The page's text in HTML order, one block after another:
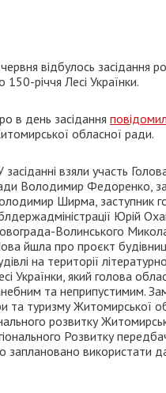
відбулось засідання
150-річчя Лесі Українки.
в день засідання
обласної ради.
засіданні взяли участь
Володимир Федоренко,
Ширма, заступник
Юрій
Волинського
йшла про проєкт
на території
Українки, який голова
та неприпустимим.
та туризму Житомирської
розвитку
Розвитку
заплановано використати